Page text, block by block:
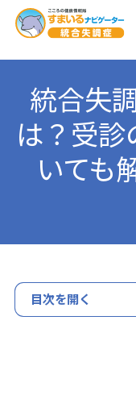
統合失
は？受診
いても
目次を開く